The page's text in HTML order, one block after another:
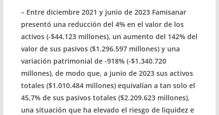
– Entre diciembre 2021 y junio de 2023 Famisanar
presentó una reducción del 4% en el valor de los
activos (-$44.123 millones), un aumento del 142% del
valor de sus pasivos ($1.296.597 millones) y una
variación patrimonial de -918% (-$1.340.720
millones), de modo que, a junio de 2023 sus activos
totales ($1.010.484 millones) equivalían a tan solo el
45,7% de sus pasivos totales ($2.209.623 millones),
una situación que ha elevado el riesgo de liquidez e